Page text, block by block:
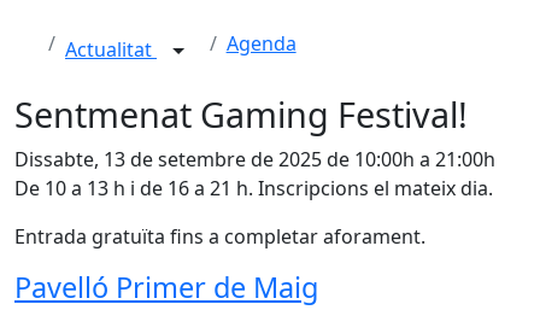
Actualitat Agenda
Sentmenat Gaming Festival!
Dissabte, 13 de setembre de 2025 de 10:00h a 21:00h
De 10 a 13 h i de 16 a 21 h. Inscripcions el mateix dia.
Entrada gratuïta fins a completar aforament.
Pavelló Primer de Maig